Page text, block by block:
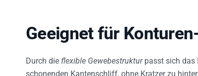
Geeignet für
Durch die flexible Gewebestrukturpasst sich das
schonenden Kantenschliff, ohne Kratzer zu